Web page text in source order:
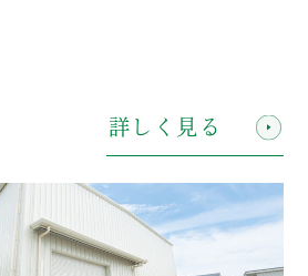
詳しく見る